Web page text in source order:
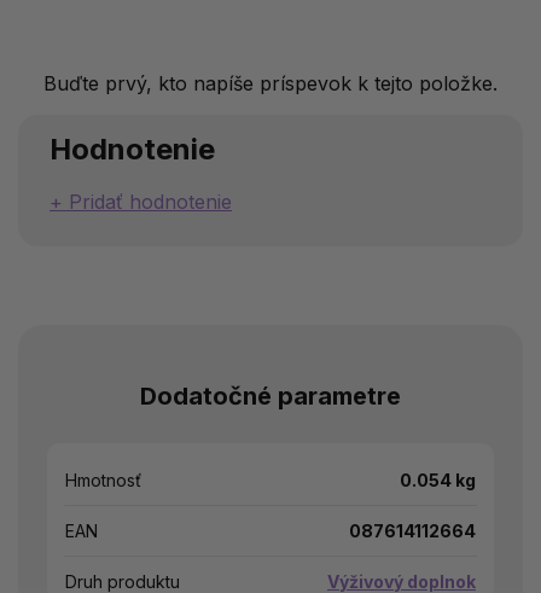
Buďte prvý, kto napíše príspevok k tejto položke.
Hodnotenie
Pridať hodnotenie
Dodatočné parametre
Hmotnosť 0.054 kg
EAN 087614112664
Druh produktu Výživový doplnok